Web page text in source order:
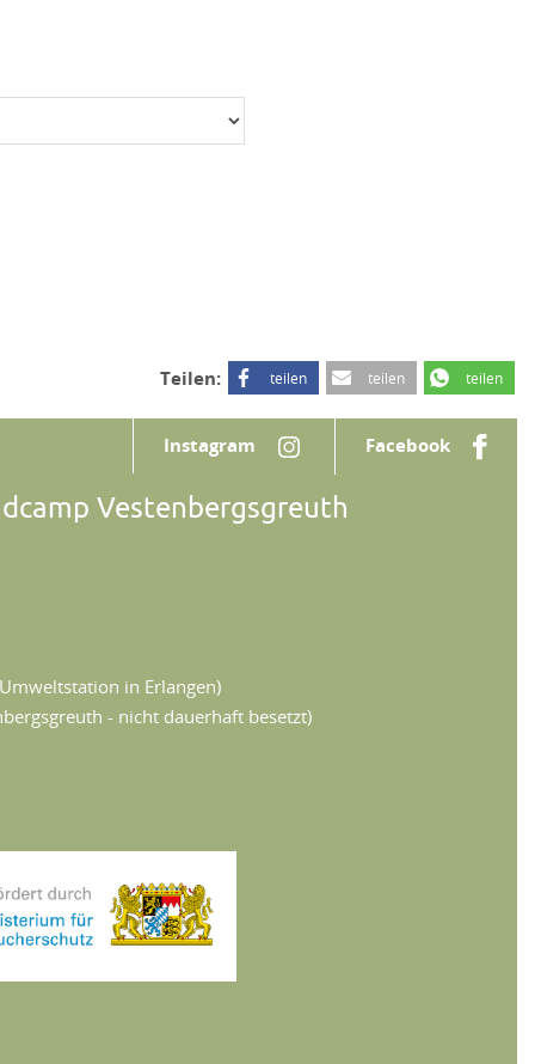
Teilen: teilen teilen teilen
Instagram Facebook
Vestenbergsgreuth
in Erlangen)
- nicht dauerhaft besetzt)